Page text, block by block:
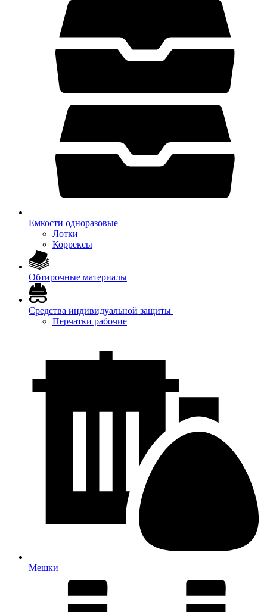
Емкости одноразовые
Лотки
Коррексы
Обтирочные материалы
Средства индивидуальной защиты
Перчатки рабочие
Мешки